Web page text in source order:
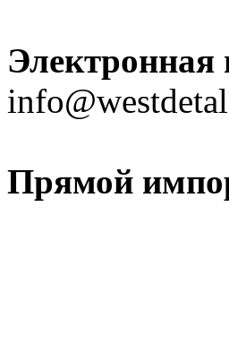
Электронная
Прямой